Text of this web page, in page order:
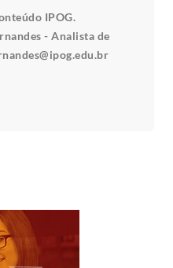
IPOG.
- Analista de